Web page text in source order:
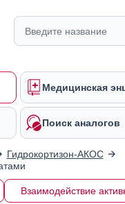
Медицинская
Поиск аналогов
Гидрокортизон-АКОС
Взаимодействие